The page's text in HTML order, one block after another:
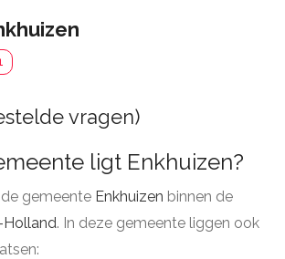
vragen)
ligt Enkhuizen?
gemeente Enkhuizen binnen de
. In deze gemeente liggen ook